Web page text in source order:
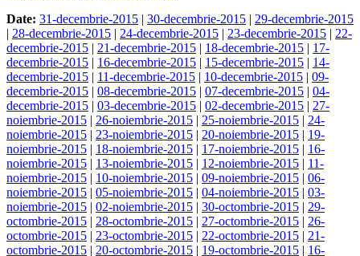
Date: 31-decembrie-2015 | 30-decembrie-2015 | 29-decembrie-2015
| 28-decembrie-2015 | 24-decembrie-2015 | 23-decembrie-2015 | 22-
decembrie-2015 | 21-decembrie-2015 | 18-decembrie-2015 | 17-
decembrie-2015 | 16-decembrie-2015 | 15-decembrie-2015 | 14-
decembrie-2015 | 11-decembrie-2015 | 10-decembrie-2015 | 09-
decembrie-2015 | 08-decembrie-2015 | 07-decembrie-2015 | 04-
decembrie-2015 | 03-decembrie-2015 | 02-decembrie-2015 | 27-
noiembrie-2015 | 26-noiembrie-2015 | 25-noiembrie-2015 | 24-
noiembrie-2015 | 23-noiembrie-2015 | 20-noiembrie-2015 | 19-
noiembrie-2015 | 18-noiembrie-2015 | 17-noiembrie-2015 | 16-
noiembrie-2015 | 13-noiembrie-2015 | 12-noiembrie-2015 | 11-
noiembrie-2015 | 10-noiembrie-2015 | 09-noiembrie-2015 | 06-
noiembrie-2015 | 05-noiembrie-2015 | 04-noiembrie-2015 | 03-
noiembrie-2015 | 02-noiembrie-2015 | 30-octombrie-2015 | 29-
octombrie-2015 | 28-octombrie-2015 | 27-octombrie-2015 | 26-
octombrie-2015 | 23-octombrie-2015 | 22-octombrie-2015 | 21-
octombrie-2015 | 20-octombrie-2015 | 19-octombrie-2015 | 16-